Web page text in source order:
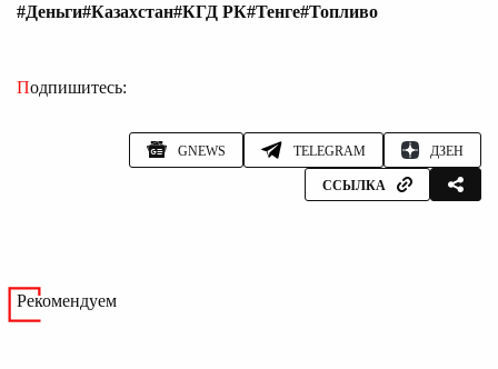
#Деньги#Казахстан#КГД РК#Тенге#Топливо
Подпишитесь:
GNEWS TELEGRAM ДЗЕН
ССЫЛКА
Рекомендуем